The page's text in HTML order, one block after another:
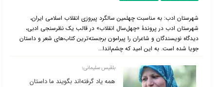
شهرستان ادب: به مناسبت چهلمین سالگرد پیروزی انقلاب اسلامی ایران،
شهرستان ادب در پروندۀ «چهل‌سال انقلاب» در قالب یک نظرسنجی ادبی،
دیدگاه نویسندگان و شاعران را پیرامون برجسته‌ترین کتاب‌های شعر و داستان
جویا شده است. به این امید که چشم‌اندا...
بلقیس سلیمانی:
همه یاد گرفته‌اند بگویند ما داستان